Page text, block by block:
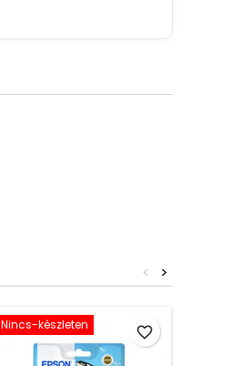
>
<
Nincs-készleten favorite_border